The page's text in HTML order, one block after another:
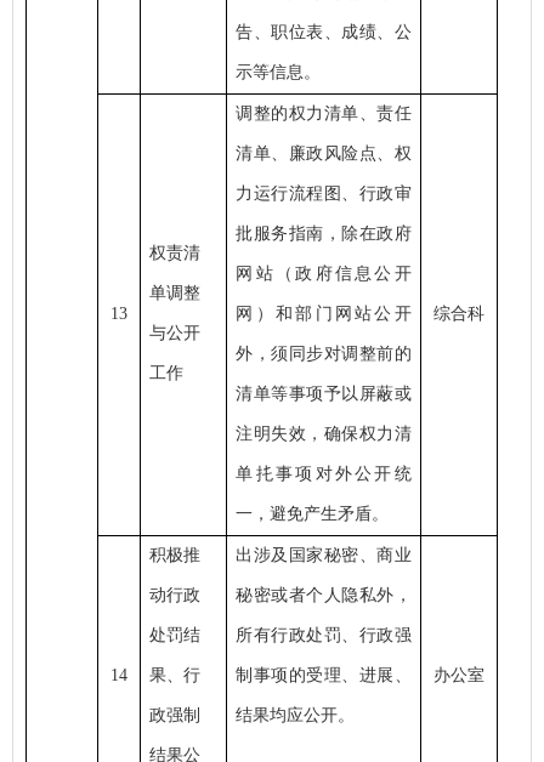
告、职位表、成绩、公
示等信息。
13
权责清
单调整
与公开
工作
调整的权力清单、责任
清单、廉政风险点、权
力运行流程图、行政审
批服务指南，除在政府
网站（政府信息公开
网）和部门网站公开
外，须同步对调整前的
清单等事项予以屏蔽或
注明失效，确保权力清
单扥事项对外公开统
一，避免产生矛盾。
综合科
14
积极推
动行政
处罚结
果、行
政强制
结果公
出涉及国家秘密、商业
秘密或者个人隐私外，
所有行政处罚、行政强
制事项的受理、进展、
结果均应公开。
办公室